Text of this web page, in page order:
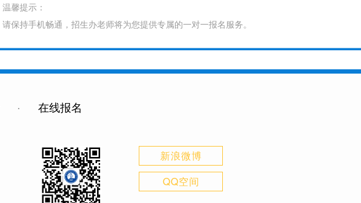
温馨提示：
请保持手机畅通，招生办老师将为您提供专属的一对一报名服务。
· 在线报名
新浪微博
QQ空间